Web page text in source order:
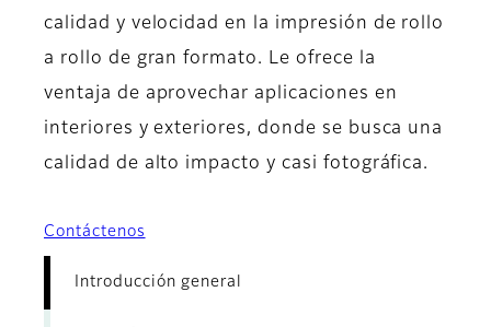
calidad y velocidad en la impresión de rollo
a rollo de gran formato. Le ofrece la
ventaja de aprovechar aplicaciones en
interiores y exteriores, donde se busca una
calidad de alto impacto y casi fotográfica.
Contáctenos
Introducción general